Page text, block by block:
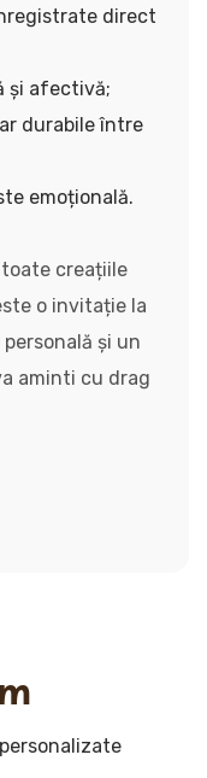
direct
și afectivă;
durabile între
emoțională.
creațiile
o invitație la
și un
aminti cu drag